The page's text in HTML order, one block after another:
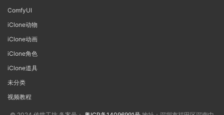
ComfyUI
iClone动物
iClone动画
iClone角色
iClone道具
未分类
视频教程